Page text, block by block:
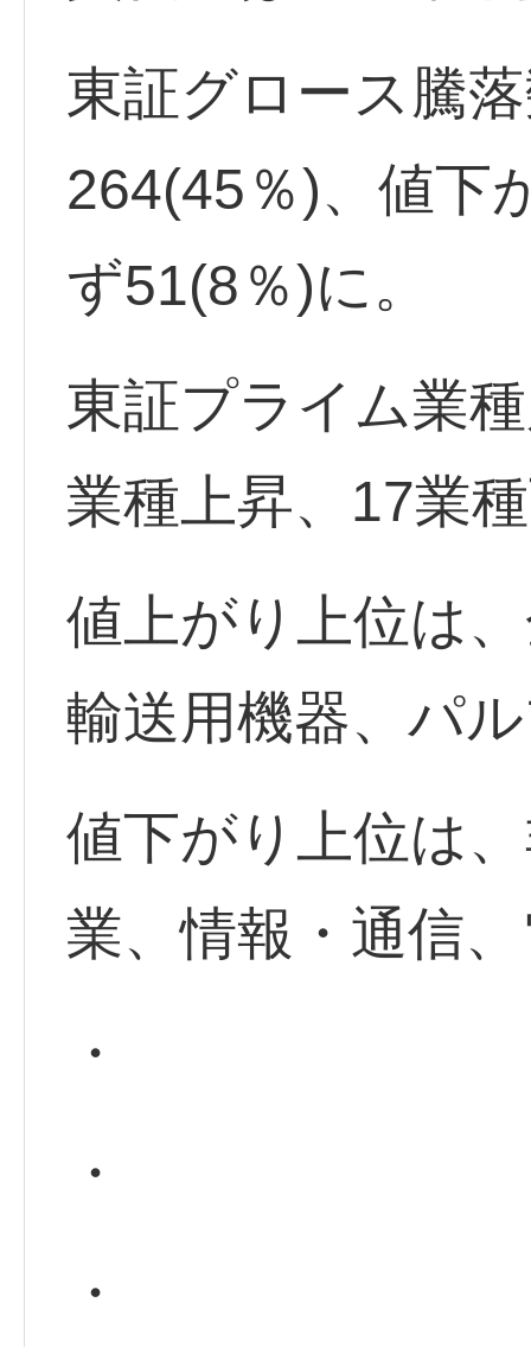
東証グロース騰
264(45％)、値下
ず51(8％)に。
東証プライム業
業種上昇、17業
値上がり上位は
輸送用機器、パ
値下がり上位は
業、情報・通信
・
・
・